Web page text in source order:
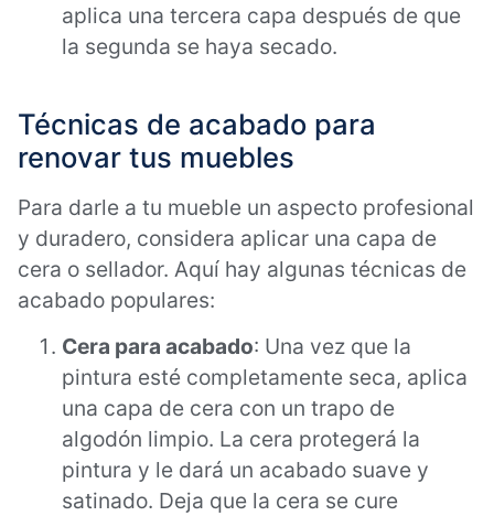
aplica una tercera capa después de que
la segunda se haya secado.
Técnicas de acabado para
renovar tus muebles
Para darle a tu mueble un aspecto profesional
y duradero, considera aplicar una capa de
cera o sellador. Aquí hay algunas técnicas de
acabado populares:
Cera para acabado: Una vez que la
pintura esté completamente seca, aplica
una capa de cera con un trapo de
algodón limpio. La cera protegerá la
pintura y le dará un acabado suave y
satinado. Deja que la cera se cure